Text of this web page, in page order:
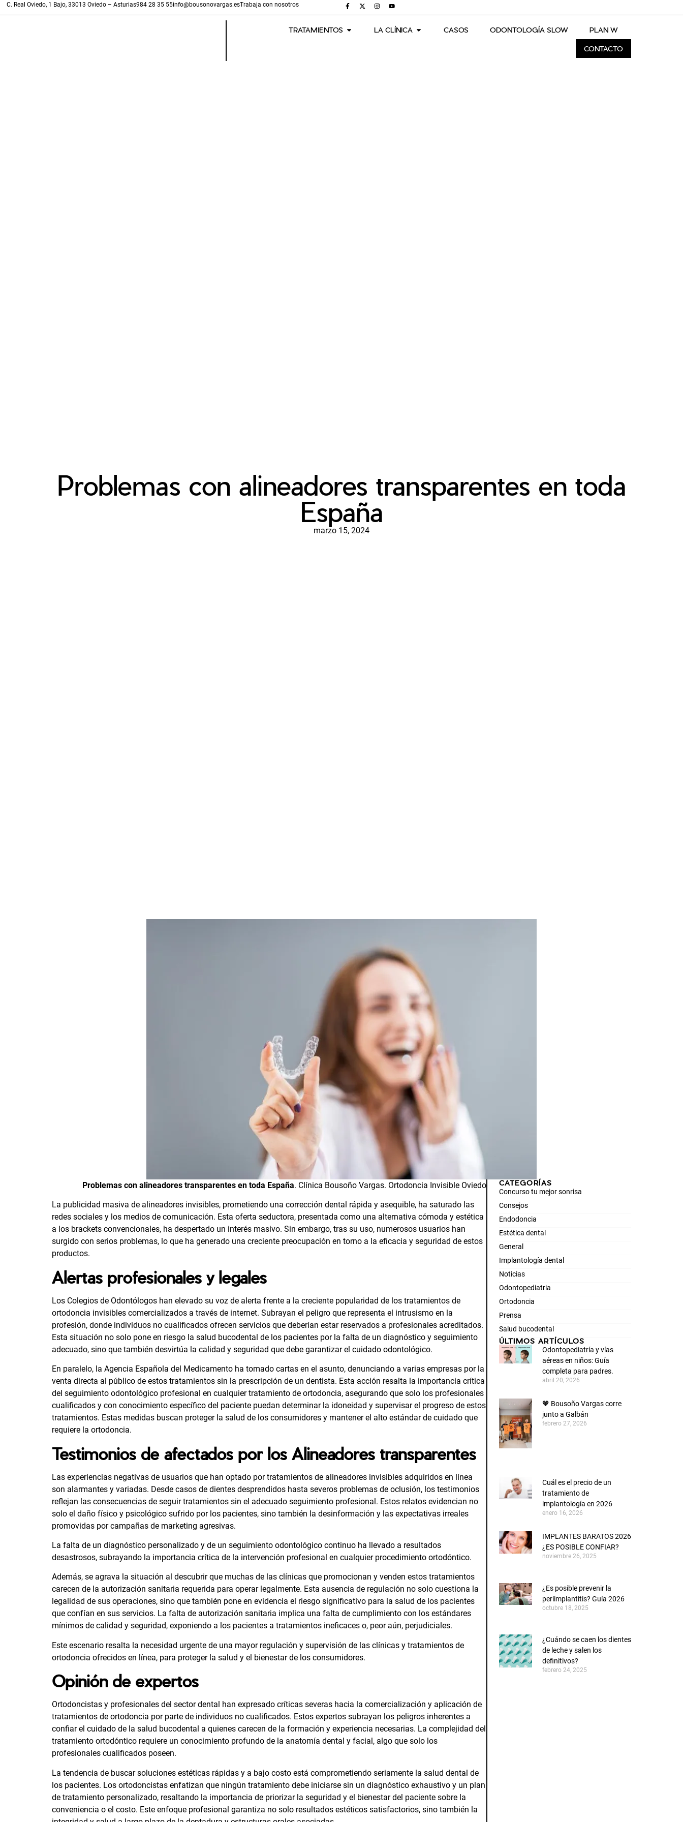
C. Real Oviedo, 1 Bajo, 33013 Oviedo – Asturias984 28 35 55info@bousonovargas.esTrabaja con nosotros
TRATAMIENTOS LA CLÍNICA CASOS ODONTOLOGÍA SLOW PLAN W
CONTACTO
Problemas con alineadores transparentes en toda
España
marzo 15, 2024
Problemas con alineadores transparentes en toda España. Clínica Bousoño Vargas. Ortodoncia Invisible Oviedo
La publicidad masiva de alineadores invisibles, prometiendo una corrección dental rápida y asequible, ha saturado las
redes sociales y los medios de comunicación. Esta oferta seductora, presentada como una alternativa cómoda y estética
a los brackets convencionales, ha despertado un interés masivo. Sin embargo, tras su uso, numerosos usuarios han
surgido con serios problemas, lo que ha generado una creciente preocupación en torno a la eficacia y seguridad de estos
productos.
Alertas profesionales y legales
Los Colegios de Odontólogos han elevado su voz de alerta frente a la creciente popularidad de los tratamientos de
ortodoncia invisibles comercializados a través de internet. Subrayan el peligro que representa el intrusismo en la
profesión, donde individuos no cualificados ofrecen servicios que deberían estar reservados a profesionales acreditados.
Esta situación no solo pone en riesgo la salud bucodental de los pacientes por la falta de un diagnóstico y seguimiento
adecuado, sino que también desvirtúa la calidad y seguridad que debe garantizar el cuidado odontológico.
En paralelo, la Agencia Española del Medicamento ha tomado cartas en el asunto, denunciando a varias empresas por la
venta directa al público de estos tratamientos sin la prescripción de un dentista. Esta acción resalta la importancia crítica
del seguimiento odontológico profesional en cualquier tratamiento de ortodoncia, asegurando que solo los profesionales
cualificados y con conocimiento específico del paciente puedan determinar la idoneidad y supervisar el progreso de estos
tratamientos. Estas medidas buscan proteger la salud de los consumidores y mantener el alto estándar de cuidado que
requiere la ortodoncia.
Testimonios de afectados por los Alineadores transparentes
Las experiencias negativas de usuarios que han optado por tratamientos de alineadores invisibles adquiridos en línea
son alarmantes y variadas. Desde casos de dientes desprendidos hasta severos problemas de oclusión, los testimonios
reflejan las consecuencias de seguir tratamientos sin el adecuado seguimiento profesional. Estos relatos evidencian no
solo el daño físico y psicológico sufrido por los pacientes, sino también la desinformación y las expectativas irreales
promovidas por campañas de marketing agresivas.
La falta de un diagnóstico personalizado y de un seguimiento odontológico continuo ha llevado a resultados
desastrosos, subrayando la importancia crítica de la intervención profesional en cualquier procedimiento ortodóntico.
Además, se agrava la situación al descubrir que muchas de las clínicas que promocionan y venden estos tratamientos
carecen de la autorización sanitaria requerida para operar legalmente. Esta ausencia de regulación no solo cuestiona la
legalidad de sus operaciones, sino que también pone en evidencia el riesgo significativo para la salud de los pacientes
que confían en sus servicios. La falta de autorización sanitaria implica una falta de cumplimiento con los estándares
mínimos de calidad y seguridad, exponiendo a los pacientes a tratamientos ineficaces o, peor aún, perjudiciales.
Este escenario resalta la necesidad urgente de una mayor regulación y supervisión de las clínicas y tratamientos de
ortodoncia ofrecidos en línea, para proteger la salud y el bienestar de los consumidores.
Opinión de expertos
Ortodoncistas y profesionales del sector dental han expresado críticas severas hacia la comercialización y aplicación de
tratamientos de ortodoncia por parte de individuos no cualificados. Estos expertos subrayan los peligros inherentes a
confiar el cuidado de la salud bucodental a quienes carecen de la formación y experiencia necesarias. La complejidad del
tratamiento ortodóntico requiere un conocimiento profundo de la anatomía dental y facial, algo que solo los
profesionales cualificados poseen.
La tendencia de buscar soluciones estéticas rápidas y a bajo costo está comprometiendo seriamente la salud dental de
los pacientes. Los ortodoncistas enfatizan que ningún tratamiento debe iniciarse sin un diagnóstico exhaustivo y un plan
de tratamiento personalizado, resaltando la importancia de priorizar la seguridad y el bienestar del paciente sobre la
conveniencia o el costo. Este enfoque profesional garantiza no solo resultados estéticos satisfactorios, sino también la
CATEGORÍAS
Concurso tu mejor sonrisa
Consejos
Endodoncia
Estética dental
General
Implantología dental
Noticias
Odontopediatria
Ortodoncia
Prensa
Salud bucodental
ÚLTIMOS ARTÍCULOS
Odontopediatría y vías
aéreas en niños: Guía
completa para padres.
abril 20, 2026
🧡 Bousoño Vargas corre
junto a Galbán
febrero 27, 2026
Cuál es el precio de un
tratamiento de
implantología en 2026
enero 16, 2026
IMPLANTES BARATOS 2026
¿ES POSIBLE CONFIAR?
noviembre 26, 2025
¿Es posible prevenir la
periimplantitis? Guía 2026
octubre 18, 2025
¿Cuándo se caen los dientes
de leche y salen los
definitivos?
febrero 24, 2025